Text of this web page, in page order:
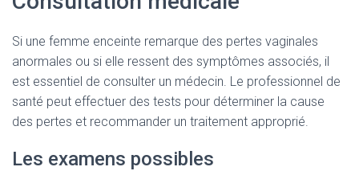
Si une femme enceinte remarque des pertes vaginales
anormales ou si elle ressent des symptômes associés, il
est essentiel de consulter un médecin. Le professionnel de
santé peut effectuer des tests pour déterminer la cause
des pertes et recommander un traitement approprié.
Les examens possibles